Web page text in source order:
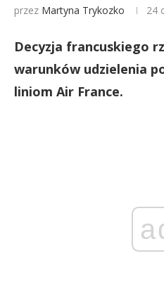
przez Martyna Trykozko 24
Decyzja francuskiego
warunków udzielenia
liniom Air France.